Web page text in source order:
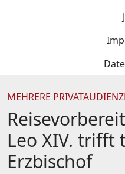
MEHRERE
Leo XIV. trifft
Erzbischof